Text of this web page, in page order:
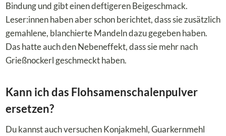
Bindung und gibt einen deftigeren Beigeschmack.
Leser:innen haben aber schon berichtet, dass sie zusätzlich
gemahlene, blanchierte Mandeln dazu gegeben haben.
Das hatte auch den Nebeneffekt, dass sie mehr nach
Grießnockerl geschmeckt haben.
Kann ich das Flohsamenschalenpulver
ersetzen?
Du kannst auch versuchen Konjakmehl, Guarkernmehl